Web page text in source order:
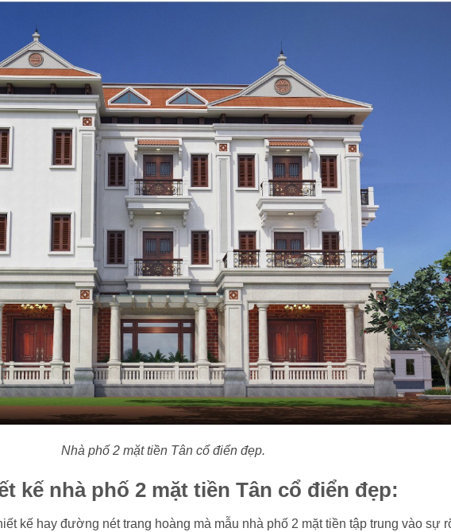
Nhà phố 2 mặt tiền Tân cổ điển đẹp.
kế nhà phố 2 mặt tiền Tân cổ điển đẹp:
kế hay đường nét trang hoàng mà mẫu nhà phố 2 mặt tiền tập trung vào sự